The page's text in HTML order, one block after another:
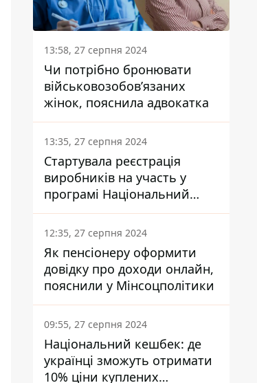
13:58, 27 серпня 2024
Чи потрібно бронювати
військовозобов’язаних
жінок, пояснила адвокатка
13:35, 27 серпня 2024
Стартувала реєстрація
виробників на участь у
програмі Національний
кешбек: як це зробити
через портал Дія
12:35, 27 серпня 2024
Як пенсіонеру оформити
довідку про доходи онлайн,
пояснили у Мінсоцполітики
09:55, 27 серпня 2024
Національний кешбек: де
українці зможуть отримати
10% ціни куплених